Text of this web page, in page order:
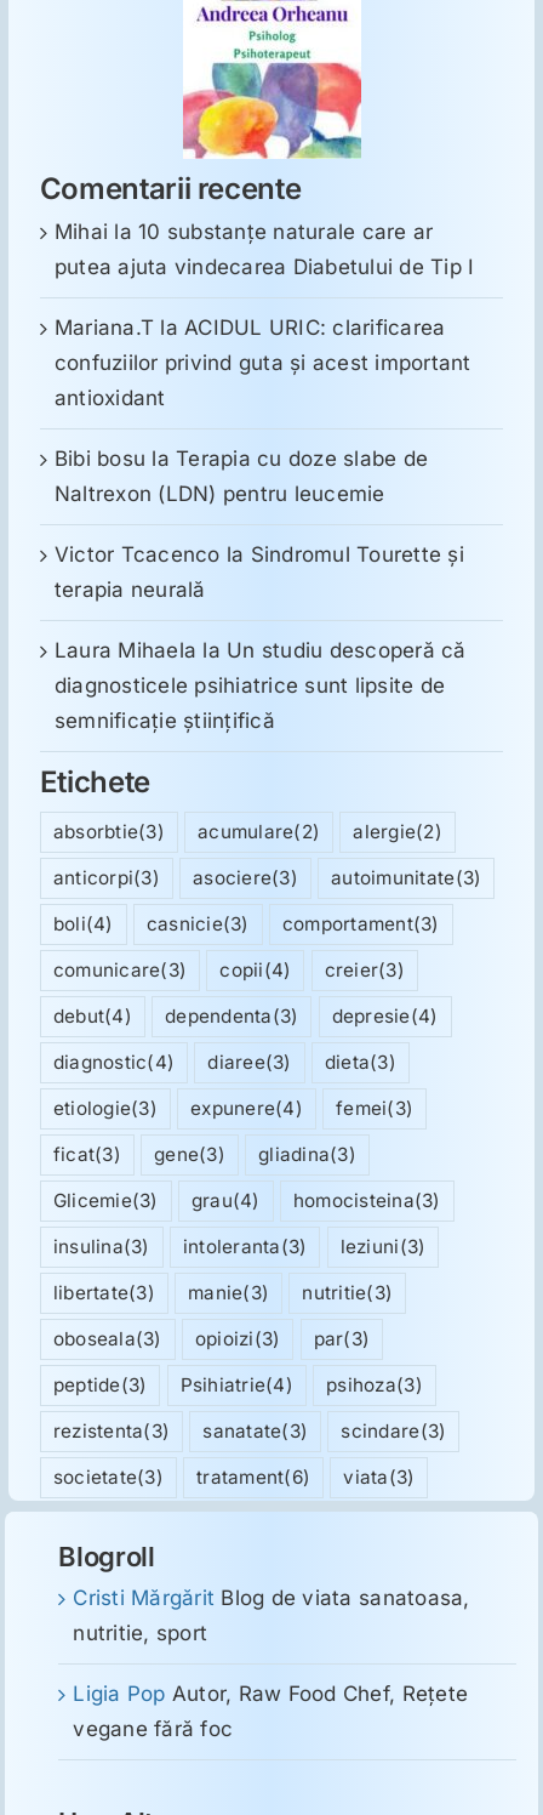
Comentarii recente
Mihai la10 substanţe naturale care ar
putea ajuta vindecarea Diabetului de Tip I
Mariana.T laACIDUL URIC: clarificarea
confuziilor privind guta și acest important
antioxidant
Bibi bosu laTerapia cu doze slabe de
Naltrexon (LDN) pentru leucemie
Victor Tcacenco la Sindromul Tourette şi
terapia neurală
Laura Mihaela la Un studiu descoperă că
diagnosticele psihiatrice sunt lipsite de
semnificație științifică
Etichete
absorbtie(3) acumulare(2) alergie(2)
anticorpi(3) asociere(3) autoimunitate(3)
boli(4) casnicie(3) comportament(3)
comunicare(3) copii(4) creier(3)
debut(4) dependenta(3) depresie(4)
diagnostic(4) diaree(3) dieta(3)
etiologie(3) expunere(4) femei(3)
ficat(3) gene(3) gliadina(3)
Glicemie(3) grau(4) homocisteina(3)
insulina(3) intoleranta(3) leziuni(3)
libertate(3) manie(3) nutritie(3)
oboseala(3) opioizi(3) par(3)
peptide(3) Psihiatrie(4) psihoza(3)
rezistenta(3) sanatate(3) scindare(3)
societate(3) tratament(6) viata(3)
Blogroll
Cristi Mărgărit Blog de viata sanatoasa,
nutritie, sport
Ligia Pop Autor, Raw Food Chef, Reţete
vegane fără foc